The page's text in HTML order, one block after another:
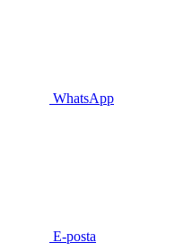
WhatsApp
E-posta